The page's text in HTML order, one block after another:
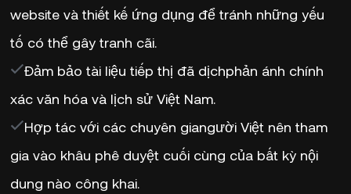
website và thiết kế ứng dụng để tránh những yếu
tố có thể gây tranh cãi.
Đảm bảo tài liệu tiếp thị đã dịchphản ánh chính
xác văn hóa và lịch sử Việt Nam.
Hợp tác với các chuyên giangười Việt nên tham
gia vào khâu phê duyệt cuối cùng của bất kỳ nội
dung nào công khai.